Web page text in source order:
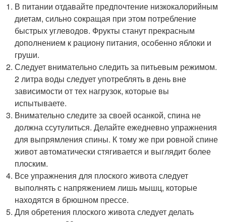
В питании отдавайте предпочтение низкокалорийным
диетам, сильно сокращая при этом потребление
быстрых углеводов. Фрукты станут прекрасным
дополнением к рациону питания, особенно яблоки и
груши.
Следует внимательно следить за питьевым режимом.
2 литра воды следует употреблять в день вне
зависимости от тех нагрузок, которые вы
испытываете.
Внимательно следите за своей осанкой, спина не
должна ссутулиться. Делайте ежедневно упражнения
для выпрямления спины. К тому же при ровной спине
живот автоматически стягивается и выглядит более
плоским.
Все упражнения для плоского живота следует
выполнять с напряжением лишь мышц, которые
находятся в брюшном прессе.
Для обретения плоского живота следует делать